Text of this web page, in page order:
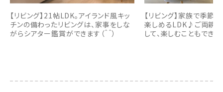
【リビング】21帖LDK。アイランド風キッ
チンの備わったリビングは、家事をしな
がらシアター鑑賞ができます（＾＾）
【リビング】家族で季節
楽しめるLDK♪ご両親
して、楽しむこともでき